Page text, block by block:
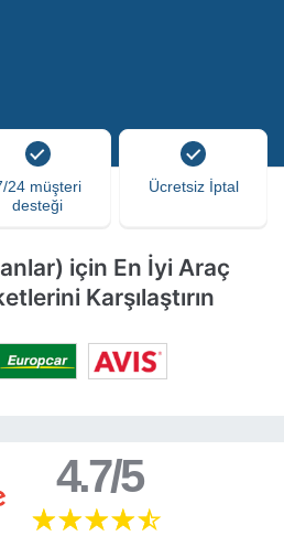
24 müşteri
desteği
Ücretsiz İptal
için En İyi Araç
Karşılaştırın
4.7/5